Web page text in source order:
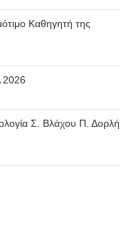
Καθηγητή της
2026
Σ. Βλάχου Π. Δορλή